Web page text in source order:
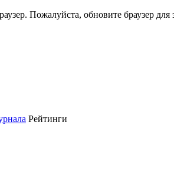
Пожалуйста, обновите браузер
Рейтинги